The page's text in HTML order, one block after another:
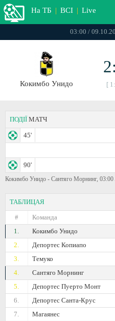
На ТБ | ВСІ | Live
03:00 /
Кокимбо Унидо [
ПОДІЇ МАТЧ
45'
90'
Кокимбо Унидо - Сантяго Морнинг, 03:00
ТАБЛИЦАЯ
#
Команда
1.
Кокимбо Унидо
2.
Депортес Копиапо
3.
Темуко
4.
Сантяго Морнинг
5.
Депортес Пуерто Монт
6.
Депортес Санта-Крус
7.
Магаянес